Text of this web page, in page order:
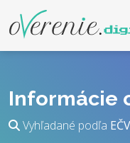
Informácie
Vyhľadané podľa EČV